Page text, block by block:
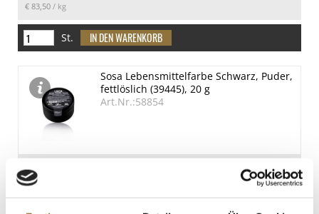
€ 83,50 / kg
St.
Sosa Lebensmittelfarbe Schwarz, Puder,
fettlöslich (39445), 20 g
Art.Nr.:58854
€ 12,33